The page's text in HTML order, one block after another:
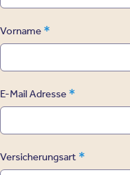
Vorname *
E-Mail Adresse *
Versicherungsart *